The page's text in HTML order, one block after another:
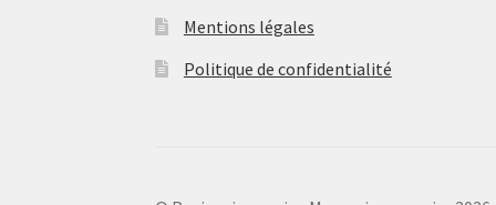
Mentions légales
Politique de confidentialité